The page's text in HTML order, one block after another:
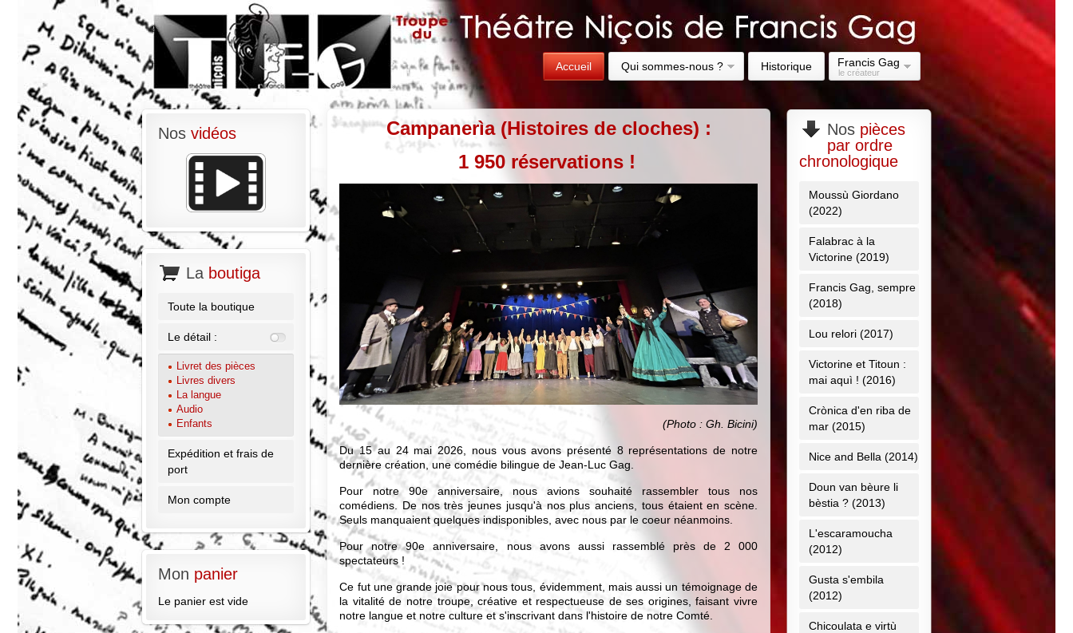
Accueil Qui sommes-nous ? Historique Francis Gag
le créateur
Campanerìa (Histoires de cloches) :
1 950 réservations !
(Photo : Gh. Bicini)
Du 15 au 24 mai 2026, nous vous avons présenté 8 représentations de notre
dernière création, une comédie bilingue de Jean-Luc Gag.
Pour notre 90e anniversaire, nous avions souhaité rassembler tous nos
comédiens. De nos très jeunes jusqu'à nos plus anciens, tous étaient en scène.
Seuls manquaient quelques indisponibles, avec nous par le coeur néanmoins.
Pour notre 90e anniversaire, nous avons aussi rassemblé près de2 000
spectateurs !
Ce fut une grande joie pour nous tous, évidemment, mais aussi un témoignage de
la vitalité de notre troupe, créative et respectueuse de ses origines, faisant vivre
notre langue et notre culture et s'inscrivant dans l'histoire de notre Comté.
Nos vidéos
La boutiga
Toute la boutique
Le détail :
Livret des pièces
Livres divers
La langue
Audio
Enfants
Expédition et frais de
port
Mon compte
Mon panier
Le panier est vide
Nospièces
par ordre
chronologique
Moussù Giordano
(2022)
Falabrac à la
Victorine (2019)
Francis Gag, sempre
(2018)
Lou relori (2017)
Victorine et Titoun :
mai aquì ! (2016)
Crònica d'en riba de
mar (2015)
Nice and Bella (2014)
Doun van bèure li
bèstia ? (2013)
L'escaramoucha
(2012)
Gusta s'embila
(2012)
Chicoulata e virtù